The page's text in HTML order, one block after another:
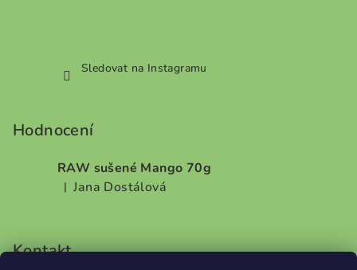
Sledovat na Instagramu
Hodnocení
RAW sušené Mango 70g
Hodnocení produktu je 5 z 5 hvězdiček.
| Jana Dostálová
Kontakt